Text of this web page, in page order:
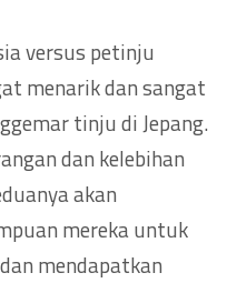
versus petinju
menarik dan sangat
tinju di Jepang.
dan kelebihan
akan
mereka untuk
mendapatkan